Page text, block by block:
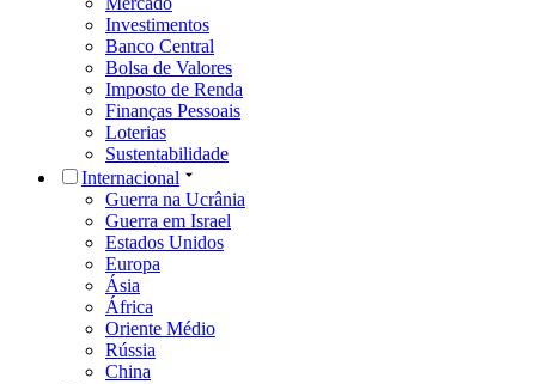
Investimentos
Banco Central
Bolsa de Valores
Imposto de Renda
Finanças Pessoais
Loterias
Sustentabilidade
Internacional
Guerra na Ucrânia
Guerra em Israel
Estados Unidos
Europa
Ásia
África
Oriente Médio
Rússia
China